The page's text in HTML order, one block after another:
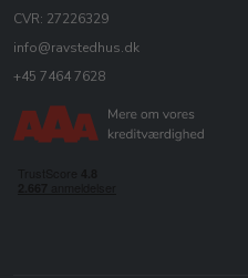
CVR: 27226329
info@ravstedhus.dk
+45 7464 7628